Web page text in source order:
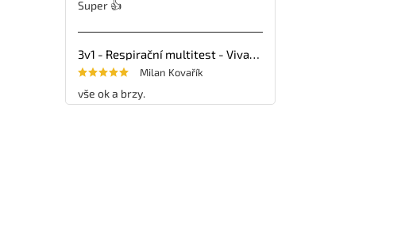
Super 👍
Milan Kovařík
vše ok a brzy.